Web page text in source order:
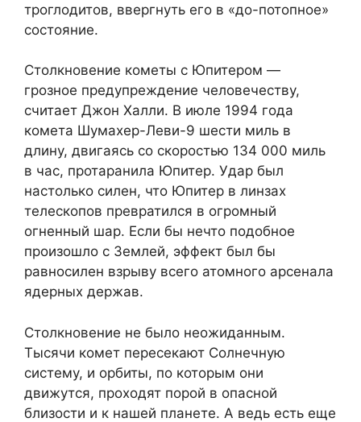
троглодитов, ввергнуть его в «до-потопное»
состояние.
Столкновение кометы с Юпитером —
грозное предупреждение человечеству,
считает Джон Халли. В июле 1994 года
комета Шумахер-Леви-9 шести миль в
длину, двигаясь со скоростью 134 000 миль
в час, протаранила Юпитер. Удар был
настолько силен, что Юпитер в линзах
телескопов превратился в огромный
огненный шар. Если бы нечто подобное
произошло с Землей, эффект был бы
равносилен взрыву всего атомного арсенала
ядерных держав.
Столкновение не было неожиданным.
Тысячи комет пересекают Солнечную
систему, и орбиты, по которым они
движутся, проходят порой в опасной
близости и к нашей планете. А ведь есть еще